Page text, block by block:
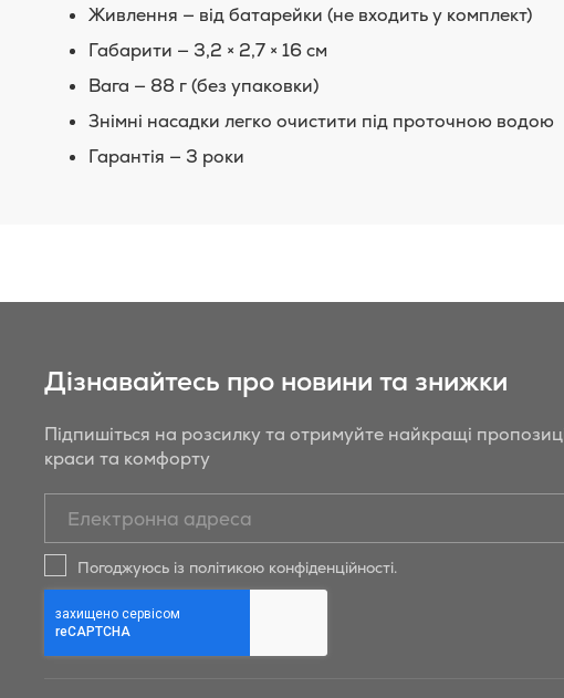
Живлення — від батарейки (не входить у комплект)
Габарити — 3,2 × 2,7 × 16 см
Вага — 88 г (без упаковки)
Знімні насадки легко очистити під проточною водою
Гарантія — 3 роки
Дізнавайтесь про новини та знижки
Підпишіться на розсилку та отримуйте найкращі
краси та комфорту
новини
та
Бойрер:
Погоджуюсь із політикою конфіденційності.